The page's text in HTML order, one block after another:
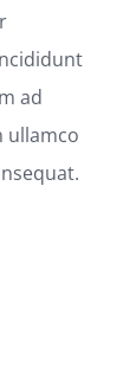
ad
ullamco